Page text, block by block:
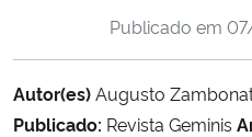
Ministério de Minas e Energia
Ministério da Ciência, Tecnologia,
Publicado em
Autor(es)Augusto
Publicado: Revista Geminis